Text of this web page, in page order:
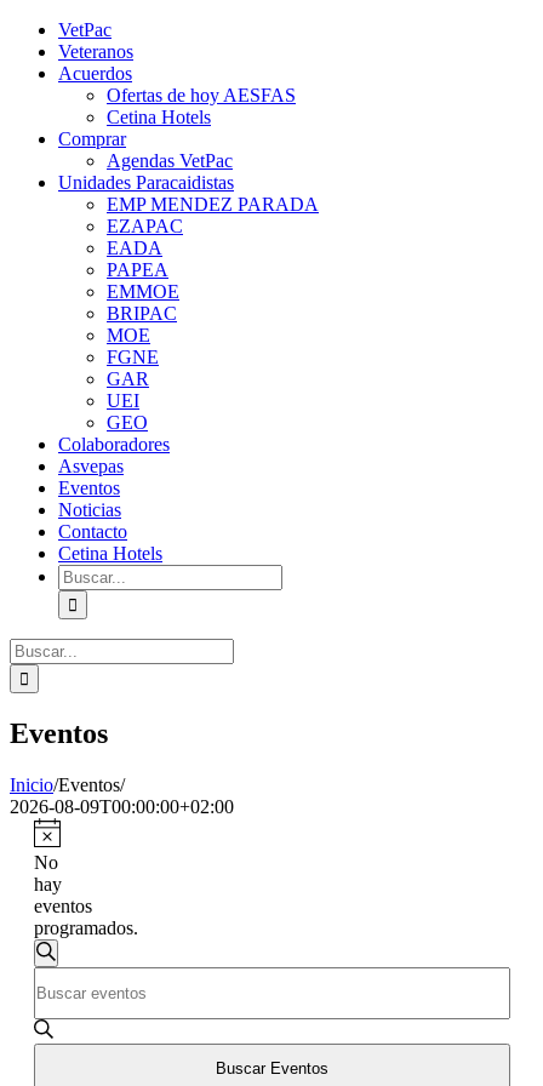
Saltar
contenido
YouTube
Instagram
Facebook
TwitterVetPac
Veteranos
Acuerdos
Ofertas de hoy AESFAS
Cetina Hotels
Comprar
Agendas VetPac
Unidades Paracaidistas
EMP MENDEZ PARADA
EZAPAC
EADA
PAPEA
EMMOE
BRIPAC
MOE
FGNE
GAR
UEI
GEO
Colaboradores
Asvepas
Eventos
Noticias
Contacto
Cetina Hotels
Buscar:
Buscar:
Eventos
Inicio/Eventos/
2026-08-09T00:00:00+02:00
No
hay
eventos
programados.
Navegación
de
búsqueda
y
Buscar
la
palabra
clave.
Buscar Eventos